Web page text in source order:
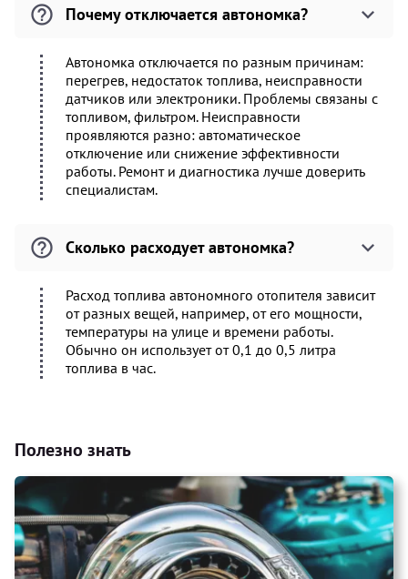
Почему отключается автономка?
Автономка отключается по разным причинам:
перегрев, недостаток топлива, неисправности
датчиков или электроники. Проблемы связаны с
топливом, фильтром. Неисправности
проявляются разно: автоматическое
отключение или снижение эффективности
работы. Ремонт и диагностика лучше доверить
специалистам.
Сколько расходует автономка?
Расход топлива автономного отопителя зависит
от разных вещей, например, от его мощности,
температуры на улице и времени работы.
Обычно он использует от 0,1 до 0,5 литра
топлива в час.
Полезно знать